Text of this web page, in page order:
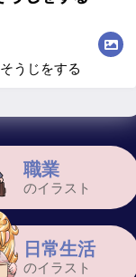
職業
のイラスト
日常生活
のイラスト
そうじをする